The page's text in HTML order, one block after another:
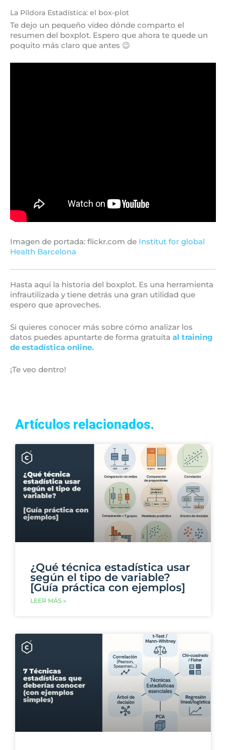
La Píldora Estadística: el box-plot
Te dejo un pequeño vídeo dónde comparto el
resumen del boxplot. Espero que ahora te quede un
poquito más claro que antes 😉
Imagen de portada: flickr.com de Institut for global
Health Barcelona
Hasta aquí la historia del boxplot. Es una herramienta
infrautilizada y tiene detrás una gran utilidad que
espero que aproveches.
Si quieres conocer más sobre cómo analizar los
datos puedes apuntarte de forma gratuita al training
de estadística online.
¡Te veo dentro!
Artículos relacionados.
¿Qué técnica estadística usar
según el tipo de variable?
[Guía práctica con ejemplos]
LEER MÁS »